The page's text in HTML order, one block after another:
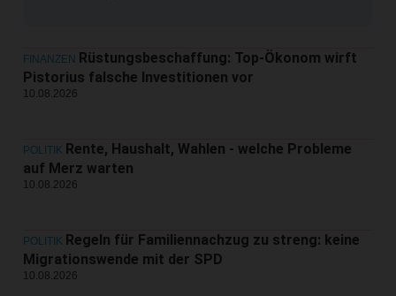
FINANZEN Rüstungsbeschaffung: Top-Ökonom wirft
Pistorius falsche Investitionen vor
10.08.2026
POLITIK Rente, Haushalt, Wahlen - welche Probleme
auf Merz warten
10.08.2026
POLITIK Regeln für Familiennachzug zu streng: keine
Migrationswende mit der SPD
10.08.2026